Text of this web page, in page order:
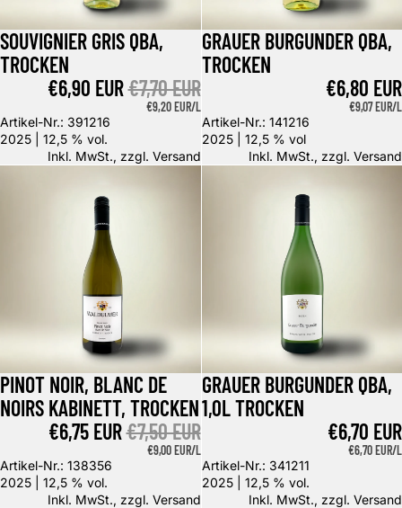
Angebot
SOUVIGNIER GRIS QBA,
TROCKEN
ANGEBOTSPREIS
€6,90 EURNORMALER PREIS
€7,70 EUR
GRUNDPREIS
€9,20 EUR/L
Artikel-Nr.: 391216
2025 | 12,5 % vol.
Inkl. MwSt., zzgl. Versand
GRAUER BURGUNDER QBA,
TROCKEN
€6,80 EUR
GRUNDPREIS
€9,07 EUR/L
Artikel-Nr.: 141216
2025 | 12,5 % vol
Inkl. MwSt., zzgl. Versand
Angebot
PINOT NOIR, BLANC DE
NOIRS KABINETT, TROCKEN
ANGEBOTSPREIS
€6,75 EURNORMALER PREIS
€7,50 EUR
GRUNDPREIS
€9,00 EUR/L
Artikel-Nr.: 138356
2025 | 12,5 % vol.
Inkl. MwSt., zzgl. Versand
GRAUER BURGUNDER QBA,
1,0L TROCKEN
€6,70 EUR
GRUNDPREIS
€6,70 EUR/L
Artikel-Nr.: 341211
2025 | 12,5 % vol.
Inkl. MwSt., zzgl. Versand